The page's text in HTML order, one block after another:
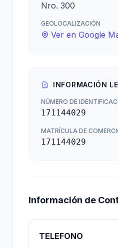
Nro. 300
GEOLOCALIZACIÓN
Ver en Google
INFORMACIÓN
NÚMERO DE
171144029
MATRÍCULA DE
171144029
Información de
TELEFONO